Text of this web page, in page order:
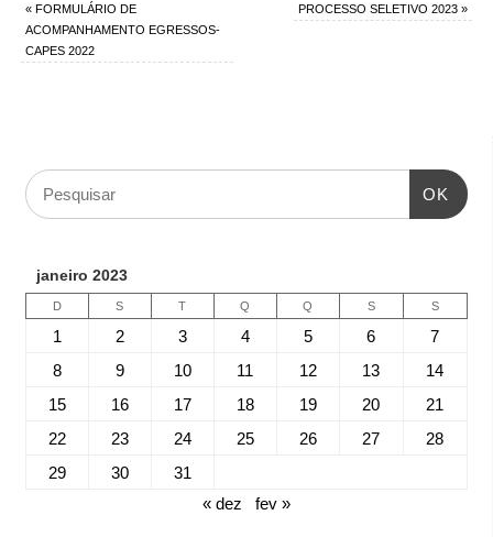
«FORMULÁRIO DE
ACOMPANHAMENTO EGRESSOS-
CAPES 2022
PROCESSO SELETIVO 2023»
OK
janeiro 2023
D S T Q Q S S
1 2 3 4 5 6
7
8
9 10 11 12 13
14
15
16 17 18 19 20
21
22
23 24 25 26 27
28
29
30
31
« dez
fev »